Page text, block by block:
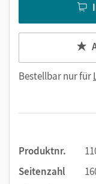
Bestellbar nur für
Produktnr.
Seitenzahl